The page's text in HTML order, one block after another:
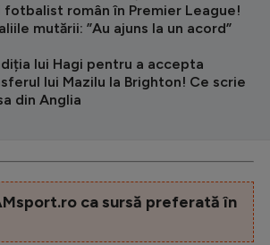
fotbalist român în Premier League!
mutării: ”Au ajuns la un acord”
lui Hagi pentru a accepta
lui Mazilu la Brighton! Ce scrie
din Anglia
ca sursă preferată în